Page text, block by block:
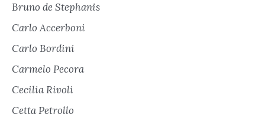
Bruno de Stephanis
Carlo Accerboni
Carlo Bordini
Carmelo Pecora
Cecilia Rivoli
Cetta Petrollo